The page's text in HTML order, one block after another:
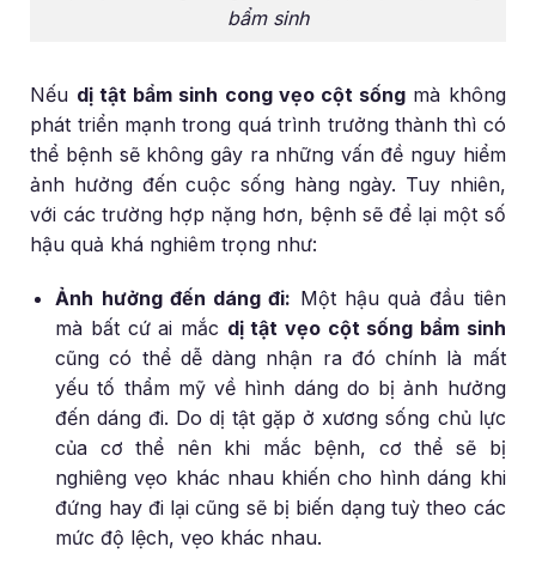
bẩm sinh
Nếu dị tật bẩm sinh cong vẹo cột sống mà không
phát triển mạnh trong quá trình trưởng thành thì có
thể bệnh sẽ không gây ra những vấn đề nguy hiểm
ảnh hưởng đến cuộc sống hàng ngày. Tuy nhiên,
với các trường hợp nặng hơn, bệnh sẽ để lại một số
hậu quả khá nghiêm trọng như:
Ảnh hưởng đến dáng đi: Một hậu quả đầu tiên
mà bất cứ ai mắc dị tật vẹo cột sống bẩm sinh
cũng có thể dễ dàng nhận ra đó chính là mất
yếu tố thẩm mỹ về hình dáng do bị ảnh hưởng
đến dáng đi. Do dị tật gặp ở xương sống chủ lực
của cơ thể nên khi mắc bệnh, cơ thể sẽ bị
nghiêng vẹo khác nhau khiến cho hình dáng khi
đứng hay đi lại cũng sẽ bị biến dạng tuỳ theo các
mức độ lệch, vẹo khác nhau.